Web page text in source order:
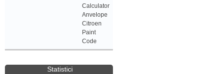
Calculator
Anvelope
Citroen
Paint
Code
Statistici